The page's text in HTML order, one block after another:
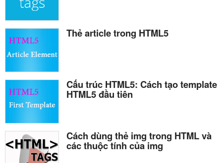
Thẻ article trong HTML5
Cấu trúc HTML5: Cách tạo template
HTML5 đầu tiên
Cách dùng thẻ img trong HTML và
các thuộc tính của img